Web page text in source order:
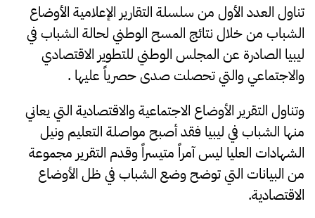
تناول العدد الأول من سلسلة التقارير الإعلامية الأوضاع
الشباب من خلال نتائج المسح الوطني لحالة الشباب في
ليبيا الصادرة عن المجلس الوطني للتطوير الاقتصادي
والاجتماعي والتي تحصلت صدى حصرياً عليها .
وتناول التقرير الأوضاع الاجتماعية والاقتصادية التي يعاني
منها الشباب في ليبيا فقد أصبح مواصلة التعليم ونيل
الشهادات العليا ليس آمراً متيسراً وقدم التقرير مجموعة
من البيانات التي توضح وضع الشباب في ظل الأوضاع
الاقتصادية.